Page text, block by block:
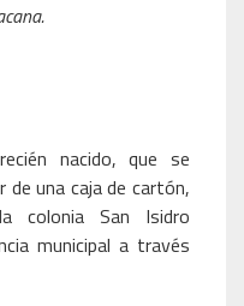
nacido, que se
de una caja de cartón,
colonia San Isidro
municipal a través